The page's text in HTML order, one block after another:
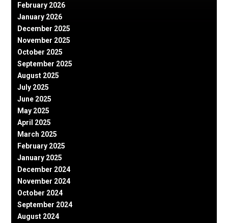
February 2026
January 2026
December 2025
November 2025
October 2025
September 2025
August 2025
July 2025
June 2025
May 2025
April 2025
March 2025
February 2025
January 2025
December 2024
November 2024
October 2024
September 2024
August 2024